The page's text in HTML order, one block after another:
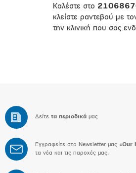
Καλέστε στο
κλείστε ραντεβού με
την κλινική που σας
Δείτε τα περιοδικά μας
Εγγραφείτε στο Newsletter μας «Our
τα νέα και τις παροχές μας.